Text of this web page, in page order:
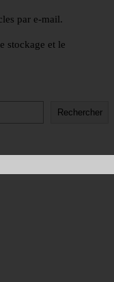
par e-mail.
stockage et le
Rechercher